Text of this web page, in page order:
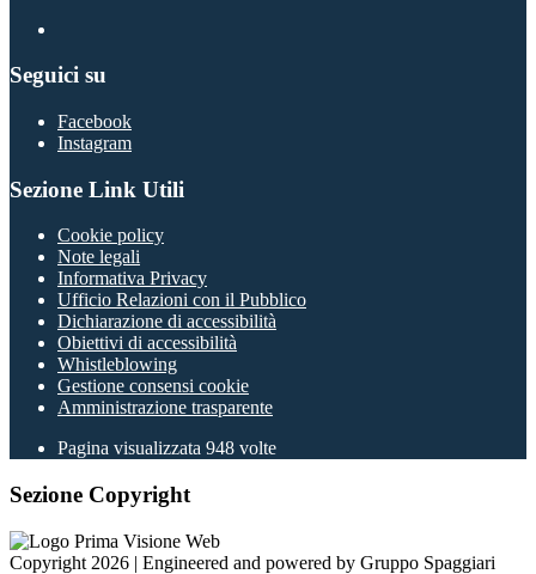
Seguici su
Facebook
Instagram
Sezione Link Utili
Cookie policy
Note legali
Informativa Privacy
Ufficio Relazioni con il Pubblico
Dichiarazione di accessibilità
Obiettivi di accessibilità
Whistleblowing
Gestione consensi cookie
Amministrazione trasparente
Pagina visualizzata 948 volte
Sezione Copyright
Copyright 2026 | Engineered and powered by Gruppo Spaggiari